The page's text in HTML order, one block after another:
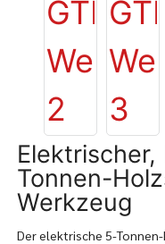
Tonnen-
Werkzeug
Der elektrische 5-